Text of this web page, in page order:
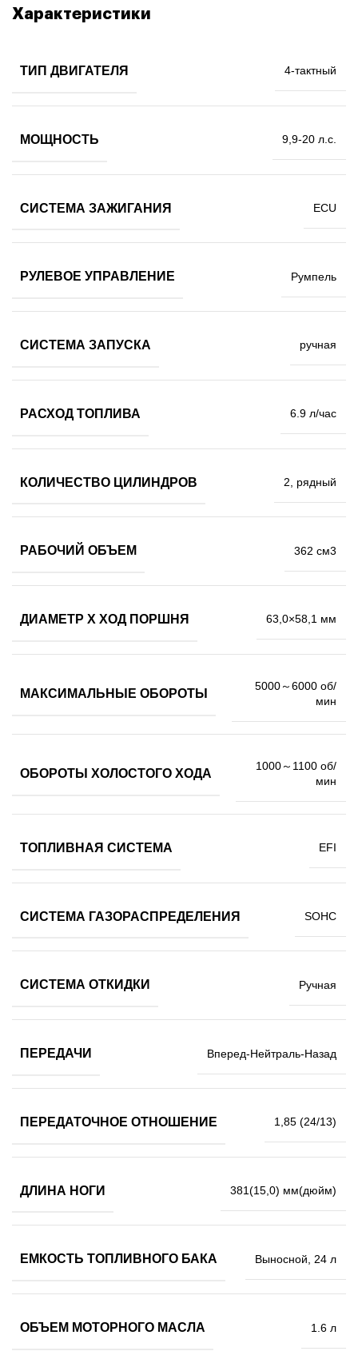
Характеристики
ТИП ДВИГАТЕЛЯ 4-тактный
МОЩНОСТЬ 9,9-20 л.с.
СИСТЕМА ЗАЖИГАНИЯ ECU
РУЛЕВОЕ УПРАВЛЕНИЕ Румпель
СИСТЕМА ЗАПУСКА ручная
РАСХОД ТОПЛИВА 6.9 л/час
КОЛИЧЕСТВО ЦИЛИНДРОВ 2, рядный
РАБОЧИЙ ОБЪЕМ 362 см3
ДИАМЕТР Х ХОД ПОРШНЯ 63,0×58,1 мм
МАКСИМАЛЬНЫЕ ОБОРОТЫ
5000～6000 об/
мин
ОБОРОТЫ ХОЛОСТОГО ХОДА
1000～1100 об/
мин
ТОПЛИВНАЯ СИСТЕМА EFI
СИСТЕМА ГАЗОРАСПРЕДЕЛЕНИЯ SOHC
СИСТЕМА ОТКИДКИ Ручная
ПЕРЕДАЧИ Вперед-Нейтраль-Назад
ПЕРЕДАТОЧНОЕ ОТНОШЕНИЕ 1,85 (24/13)
ДЛИНА НОГИ 381(15,0) мм(дюйм)
ЕМКОСТЬ ТОПЛИВНОГО БАКА Выносной, 24 л
ОБЪЕМ МОТОРНОГО МАСЛА 1.6 л